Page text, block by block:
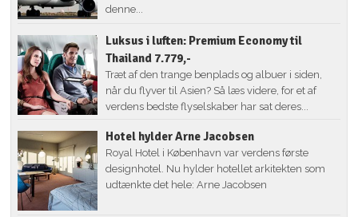
denne...
Luksus i luften: Premium Economy til
Thailand 7.779,-
Træt af den trange benplads og albuer i siden,
når du flyver til Asien? Så læs videre, for et af
verdens bedste flyselskaber har sat deres...
Hotel hylder Arne Jacobsen
Royal Hotel i København var verdens første
designhotel. Nu hylder hotellet arkitekten som
udtænkte det hele: Arne Jacobsen